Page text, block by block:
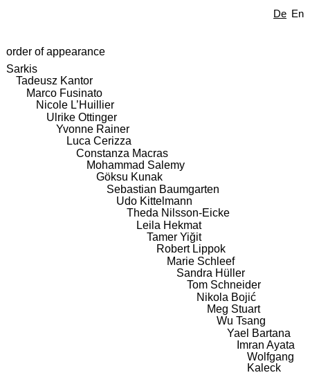
De En
order of appearance
Sarkis
Tadeusz Kantor
Marco Fusinato
Nicole L’Huillier
Ulrike Ottinger
Yvonne Rainer
Luca Cerizza
Constanza Macras
Mohammad Salemy
Göksu Kunak
Sebastian Baumgarten
Udo Kittelmann
Theda Nilsson-Eicke
Leila Hekmat
Tamer Yiğit
Robert Lippok
Marie Schleef
Sandra Hüller
Tom Schneider
Nikola Bojić
Meg Stuart
Wu Tsang
Yael Bartana
Imran Ayata
Wolfgang
Kaleck